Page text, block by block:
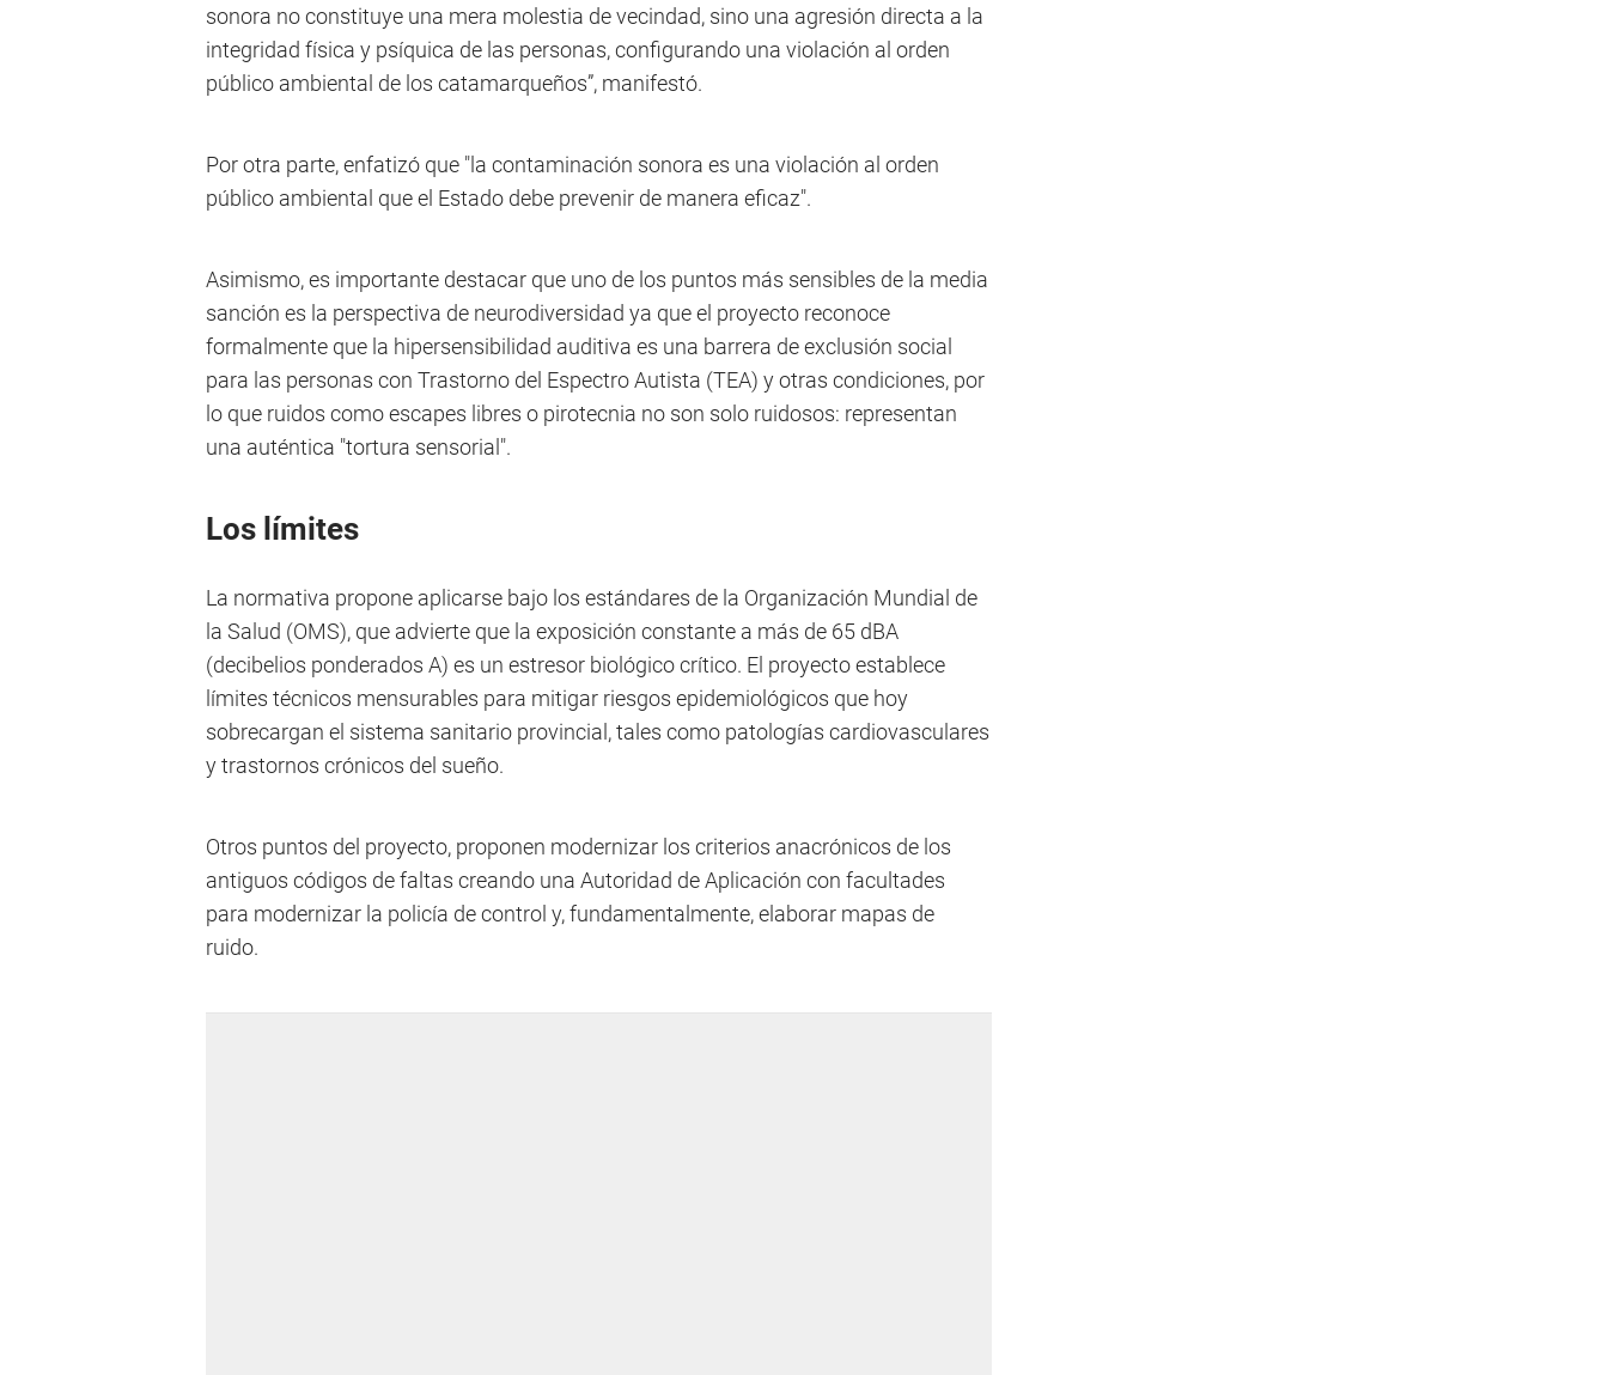
sonora no constituye una mera molestia de vecindad, sino una agresión directa a la
integridad física y psíquica de las personas, configurando una violación al orden
público ambiental de los catamarqueños”, manifestó.
Por otra parte, enfatizó que "la contaminación sonora es una violación al orden
público ambiental que el Estado debe prevenir de manera eficaz".
Asimismo, es importante destacar que uno de los puntos más sensibles de la media
sanción es la perspectiva de neurodiversidad ya que el proyecto reconoce
formalmente que la hipersensibilidad auditiva es una barrera de exclusión social
para las personas con Trastorno del Espectro Autista (TEA) y otras condiciones, por
lo que ruidos como escapes libres o pirotecnia no son solo ruidosos: representan
una auténtica "tortura sensorial".
Los límites
La normativa propone aplicarse bajo los estándares de la Organización Mundial de
la Salud (OMS), que advierte que la exposición constante a más de 65 dBA
(decibelios ponderados A) es un estresor biológico crítico. El proyecto establece
límites técnicos mensurables para mitigar riesgos epidemiológicos que hoy
sobrecargan el sistema sanitario provincial, tales como patologías cardiovasculares
y trastornos crónicos del sueño.
Otros puntos del proyecto, proponen modernizar los criterios anacrónicos de los
antiguos códigos de faltas creando una Autoridad de Aplicación con facultades
para modernizar la policía de control y, fundamentalmente, elaborar mapas de
ruido.